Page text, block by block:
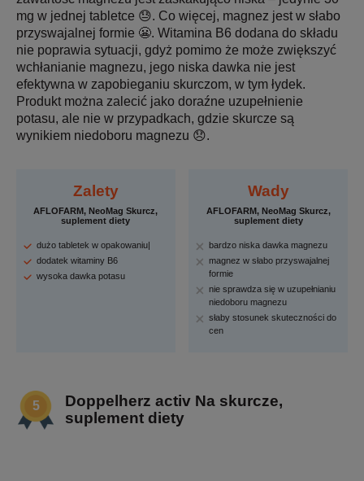
mg w jednej tabletce 😓. Co więcej, magnez jest w słabo
przyswajalnej formie 😬. Witamina B6 dodana do składu
nie poprawia sytuacji, gdyż pomimo że może zwiększyć
wchłanianie magnezu, jego niska dawka nie jest
efektywna w zapobieganiu skurczom, w tym łydek.
Produkt można zalecić jako doraźne uzupełnienie
potasu, ale nie w przypadkach, gdzie skurcze są
wynikiem niedoboru magnezu 😞.
Zalety
AFLOFARM, NeoMag Skurcz,
suplement diety
dużo tabletek w opakowaniu|
dodatek witaminy B6
wysoka dawka potasu
Wady
AFLOFARM, NeoMag Skurcz,
suplement diety
bardzo niska dawka magnezu
magnez w słabo przyswajalnej
formie
nie sprawdza się w uzupełnianiu
niedoboru magnezu
słaby stosunek skuteczności do
cen
Doppelherz activ Na skurcze,
suplement diety